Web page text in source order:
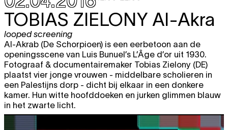
TOBIAS ZIELONY Al-Akra
looped screening
Al-Akrab (De Schorpioen) is een eerbetoon aan de
openingsscene van Luis Bunuel’s L’Âge d’or uit 1930.
Fotograaf & documentairemaker Tobias Zielony (DE)
plaatst vier jonge vrouwen - middelbare scholieren in
een Palestijns dorp - dicht bij elkaar in een donkere
kamer. Hun witte hoofddoeken en jurken glimmen blauw
in het zwarte licht.